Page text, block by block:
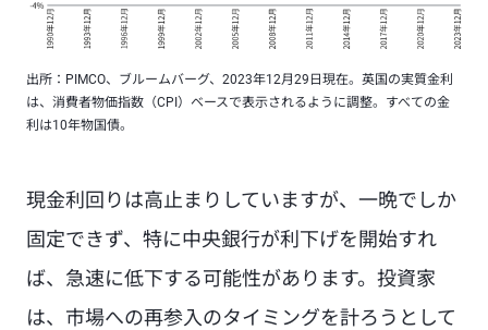
出所：PIMCO、ブルームバーグ、2023年12月29日現在。英国の実質金利
は、消費者物価指数（CPI）ベースで表示されるように調整。すべての金
利は10年物国債。
現金利回りは高止まりしていますが、一晩でしか
固定できず、特に中央銀行が利下げを開始すれ
ば、急速に低下する可能性があります。投資家
は、市場への再参入のタイミングを計ろうとして